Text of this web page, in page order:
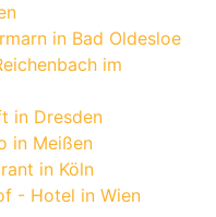
in Bad Oldesloe
im
in Dresden
in Meißen
in Köln
- Hotel in Wien